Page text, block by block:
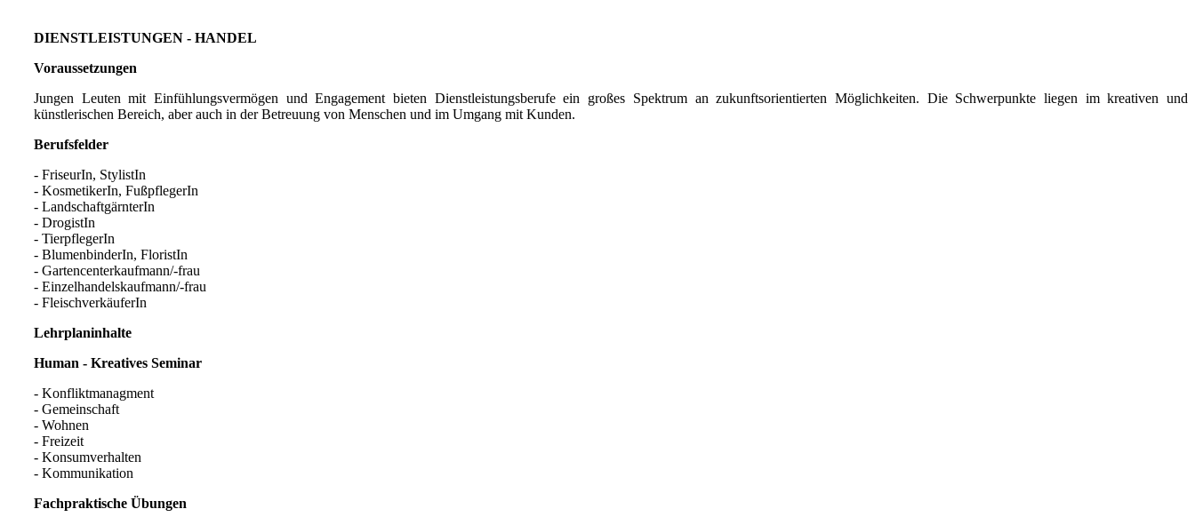
DIENSTLEISTUNGEN - HANDEL
Voraussetzungen
Jungen Leuten mit Einfühlungsvermögen und Engagement bieten Dienstleistungsberufe ein großes Spektrum an zukunftsorientierten Möglichkeiten. Die Schwerpunkte liegen im kreativen und
künstlerischen Bereich, aber auch in der Betreuung von Menschen und im Umgang mit Kunden.
Berufsfelder
- FriseurIn, StylistIn
- KosmetikerIn, FußpflegerIn
- LandschaftgärnterIn
- DrogistIn
- TierpflegerIn
- BlumenbinderIn, FloristIn
- Gartencenterkaufmann/-frau
- Einzelhandelskaufmann/-frau
- FleischverkäuferIn
Lehrplaninhalte
Human - Kreatives Seminar
- Konfliktmanagment
- Gemeinschaft
- Wohnen
- Freizeit
- Konsumverhalten
- Kommunikation
Fachpraktische Übungen